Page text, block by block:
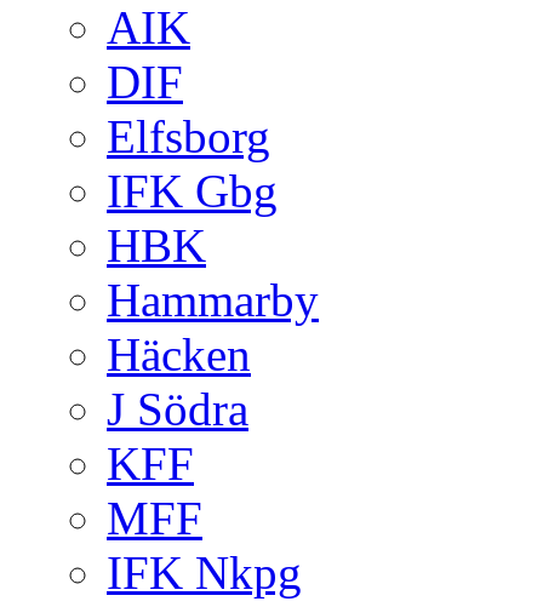
AIK
DIF
Elfsborg
IFK Gbg
HBK
Hammarby
Häcken
J Södra
KFF
MFF
IFK Nkpg